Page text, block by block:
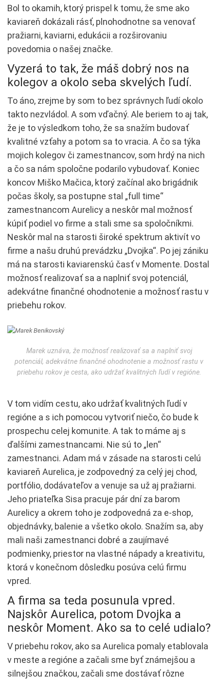
Bol to okamih, ktorý prispel k tomu, že sme ako
kaviareň dokázali rásť, plnohodnotne sa venovať
pražiarni, kaviarni, edukácii a rozširovaniu
povedomia o našej značke.
Vyzerá to tak, že máš dobrý nos na
kolegov a okolo seba skvelých ľudí.
To áno, zrejme by som to bez správnych ľudí okolo
takto nezvládol. A som vďačný. Ale beriem to aj tak,
že je to výsledkom toho, že sa snažím budovať
kvalitné vzťahy a potom sa to vracia. A čo sa týka
mojich kolegov či zamestnancov, som hrdý na nich
a čo sa nám spoločne podarilo vybudovať. Koniec
koncov Miško Mačica, ktorý začínal ako brigádnik
počas školy, sa postupne stal „full time“
zamestnancom Aurelicy a neskôr mal možnosť
kúpiť podiel vo firme a stali sme sa spoločníkmi.
Neskôr mal na starosti široké spektrum aktivít vo
firme a našu druhú prevádzku „Dvojka“. Po jej zániku
má na starosti kaviarenskú časť v Momente. Dostal
možnosť realizovať sa a naplniť svoj potenciál,
adekvátne finančné ohodnotenie a možnosť rastu v
priebehu rokov.
Marek uznáva, že možnosť realizovať sa a naplniť svoj
potenciál, adekvátne finančné ohodnotenie a možnosť rastu v
priebehu rokov je cesta, ako udržať kvalitných ľudí v regióne.
V tom vidím cestu, ako udržať kvalitných ľudí v
regióne a s ich pomocou vytvoriť niečo, čo bude k
prospechu celej komunite. A tak to máme aj s
ďalšími zamestnancami. Nie sú to „len“
zamestnanci. Adam má v zásade na starosti celú
kaviareň Aurelica, je zodpovedný za celý jej chod,
portfólio, dodávateľov a venuje sa už aj pražiarni.
Jeho priateľka Sisa pracuje pár dní za barom
Aurelicy a okrem toho je zodpovedná za e-shop,
objednávky, balenie a všetko okolo. Snažím sa, aby
mali naši zamestnanci dobré a zaujímavé
podmienky, priestor na vlastné nápady a kreativitu,
ktorá v konečnom dôsledku posúva celú firmu
vpred.
A firma sa teda posunula vpred.
Najskôr Aurelica, potom Dvojka a
neskôr Moment. Ako sa to celé udialo?
V priebehu rokov, ako sa Aurelica pomaly etablovala
v meste a regióne a začali sme byť známejšou a
silnejšou značkou, začali sme dostávať rôzne